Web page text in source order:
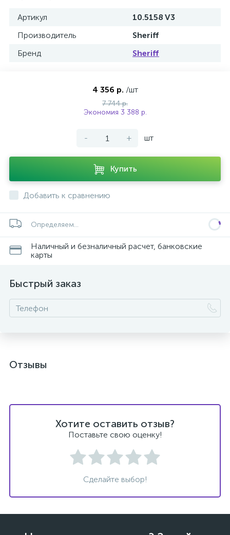
Артикул
10.5158 V3
Производитель
Sheriff
Бренд
Sheriff
4 356 р. /шт
7 744 р.
Экономия 3 388 р.
- + шт
Купить
Добавить к сравнению
Определяем...
Наличный и безналичный расчет, банковские
карты
Быстрый заказ
Отзывы
Хотите оставить отзыв?
Поставьте свою оценку!
Сделайте выбор!